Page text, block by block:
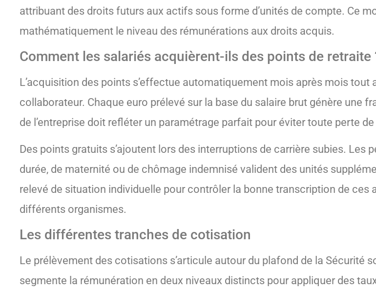
attribuant des droits futurs aux actifs sous forme d’unités de compte. Ce
mathématiquement le niveau des rémunérations aux droits acquis.
Comment les salariés acquièrent-ils des points de retraite
L’acquisition des points s’effectue automatiquement mois après mois tout
collaborateur. Chaque euro prélevé sur la base du salaire brut génère une
de l’entreprise doit refléter un paramétrage parfait pour éviter toute perte
Des points gratuits s’ajoutent lors des interruptions de carrière subies. Les
durée, de maternité ou de chômage indemnisé valident des unités
relevé de situation individuelle pour contrôler la bonne transcription de ces
différents organismes.
Les différentes tranches de cotisation
Le prélèvement des cotisations s’articule autour du plafond de la Sécurité
segmente la rémunération en deux niveaux distincts pour appliquer des